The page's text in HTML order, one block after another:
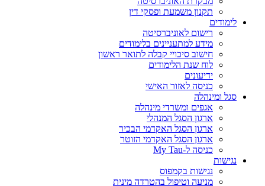
תקנון משמעת ופסקי דין
לימודים
רישום לאוניברסיטה
מידע למתעניינים בלימודים
חישוב סיכויי קבלה לתואר ראשון
לוח שנת הלימודים
ידיעונים
כניסה לאזור האישי
סגל ומינהלה
אגפים ומשרדי מינהלה
ארגון הסגל המנהלי
ארגון הסגל האקדמי הבכיר
ארגון הסגל האקדמי הזוטר
כניסה ל-My Tau
נגישות
נגישות בקמפוס
מניעה וטיפול בהטרדה מינית